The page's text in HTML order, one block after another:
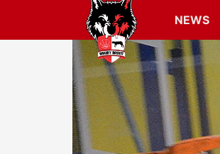
NEWS